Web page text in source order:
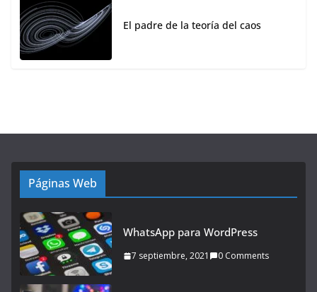
El padre de la teoría del caos
Páginas Web
WhatsApp para WordPress
7 septiembre, 2021 0 Comments